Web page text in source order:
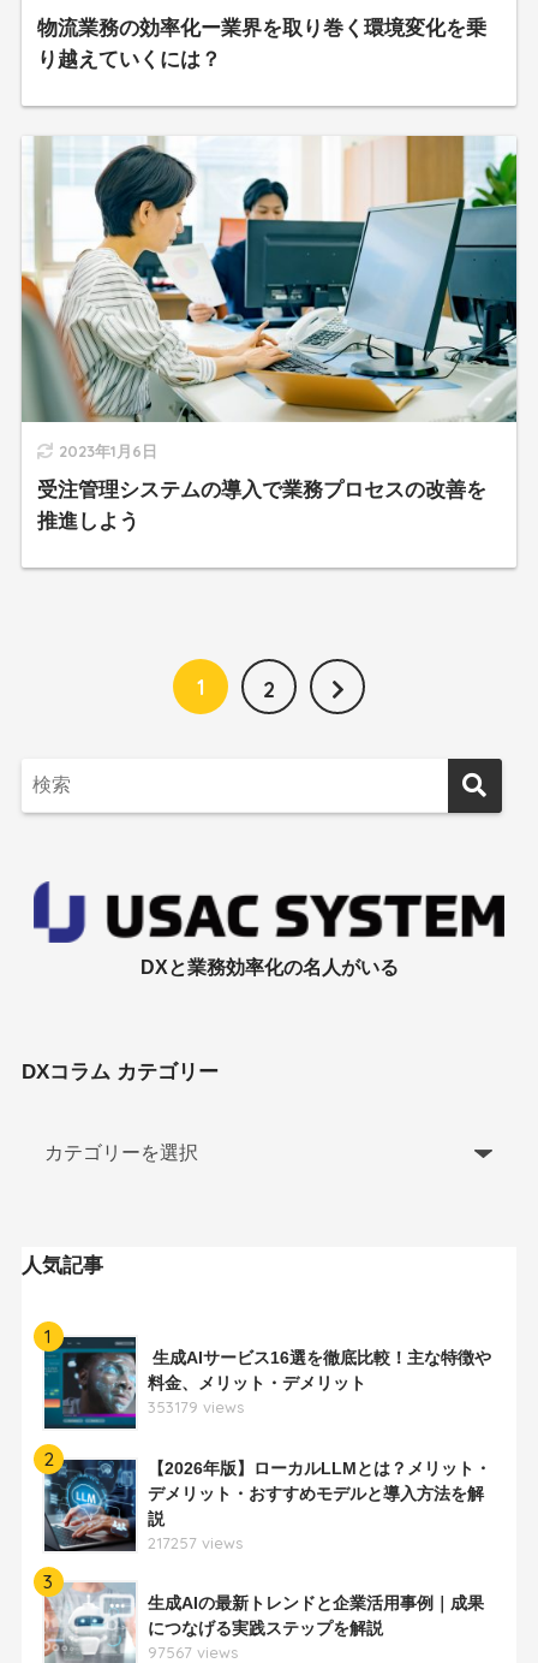
物流業務の効率化ー業界を取り巻く環境変化を乗
り越えていくには？
2023年1月6日
受注管理システムの導入で業務プロセスの改善を
推進しよう
1 2
DXと業務効率化の名人がいる
DXコラム カテゴリー
人気記事
1
生成AIサービス16選を徹底比較！主な特徴や
料金、メリット・デメリット
353179 views
2
【2026年版】ローカルLLMとは？メリット・
デメリット・おすすめモデルと導入方法を解
説
217257 views
3
生成AIの最新トレンドと企業活用事例｜成果
につなげる実践ステップを解説
97567 views